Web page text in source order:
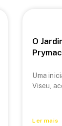
O
Uma
Viseu,
Ler mais